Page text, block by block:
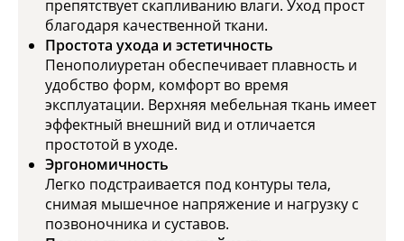
препятствует скапливанию влаги. Уход прост
благодаря качественной ткани.
Простота ухода и эстетичность
Пенополиуретан обеспечивает плавность и
удобство форм, комфорт во время
эксплуатации. Верхняя мебельная ткань имеет
эффектный внешний вид и отличается
простотой в уходе.
Эргономичность
Легко подстраивается под контуры тела,
снимая мышечное напряжение и нагрузку с
позвоночника и суставов.